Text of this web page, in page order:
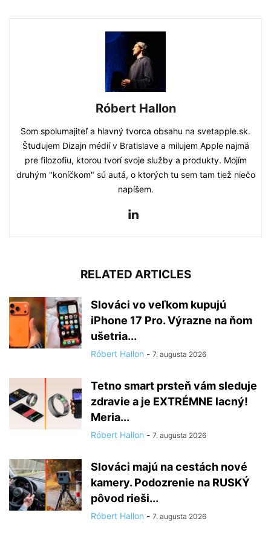
Róbert Hallon
Som spolumajiteľ a hlavný tvorca obsahu na svetapple.sk.
Študujem Dizajn médií v Bratislave a milujem Apple najmä
pre filozofiu, ktorou tvorí svoje služby a produkty. Mojím
druhým "koníčkom" sú autá, o ktorých tu sem tam tiež niečo
napíšem.
RELATED ARTICLES
Slováci vo veľkom kupujú
iPhone 17 Pro. Výrazne na ňom
ušetria...
Róbert Hallon - 7. augusta 2026
Tetno smart prsteň vám sleduje
zdravie a je EXTRÉMNE lacný!
Meria...
Róbert Hallon - 7. augusta 2026
Slováci majú na cestách nové
kamery. Podozrenie na RUSKÝ
pôvod rieši...
Róbert Hallon - 7. augusta 2026